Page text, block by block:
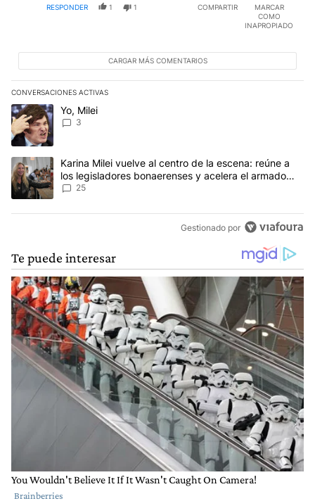
RESPONDER 1 1 COMPARTIR
MARCAR
COMO
INAPROPIADO
CARGAR MÁS COMENTARIOS
CONVERSACIONES ACTIVAS
Este listado muestra los artículos con más comentarios en los
Un artículo de tendencia con el título "Yo, Milei" con 3
Yo, Milei
3
Un artículo de tendencia con el título "Karina Milei vuelve al
Karina Milei vuelve al centro de la escena: reúne a
los legisladores bonaerenses y acelera el armado
para 2027
25
Gestionado por